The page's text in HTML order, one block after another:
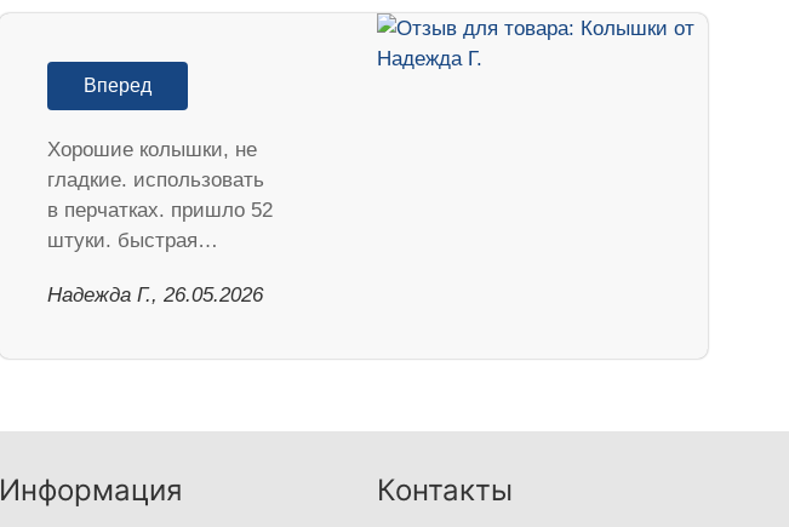
Вперед
Хорошие колышки, не
гладкие. использовать
в перчатках. пришло 52
штуки. быстрая…
Надежда Г., 26.05.2026
Информация Контакты